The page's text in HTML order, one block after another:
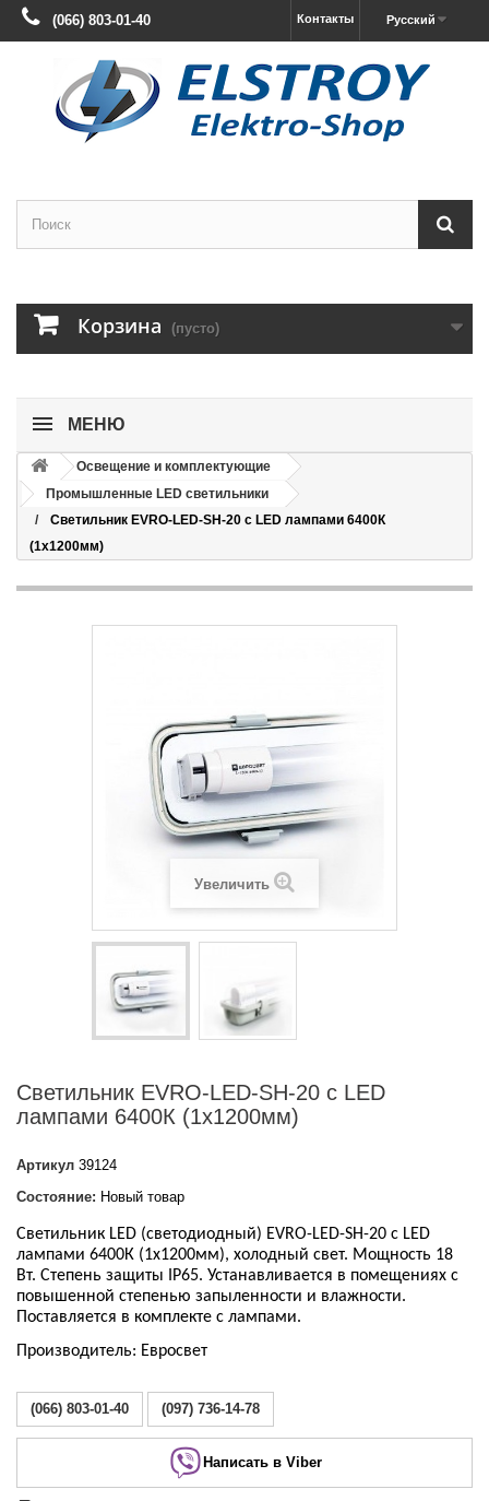
Русский
Контакты
(066) 803-01-40
Корзина (пусто)
МЕНЮ
Освещение и комплектующие
Промышленные LED светильники
Светильник EVRO-LED-SH-20 с LED лампами 6400К
(1х1200мм)
Увеличить
Светильник EVRO-LED-SH-20 с LED
лампами 6400К (1х1200мм)
Артикул 39124
Состояние: Новый товар
Светильник LED (светодиодный) EVRO-LED-SH-20 с LED
лампами 6400К (1х1200мм), холодный свет. Мощность 18
Вт. Степень защиты IP65. Устанавливается в помещениях с
повышенной степенью запыленности и влажности.
Поставляется в комплекте с лампами.
Производитель: Евросвет
(066) 803-01-40 (097) 736-14-78
Написать в Viber